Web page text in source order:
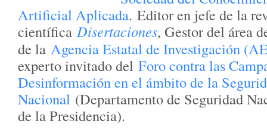
Artificial Aplicada. Editor en jefe de la
científica Disertaciones, Gestor del área
de la Agencia Estatal de Investigación
experto invitado del Foro contra las
Desinformación en el ámbito de la
Nacional (Departamento de Seguridad
de la Presidencia).